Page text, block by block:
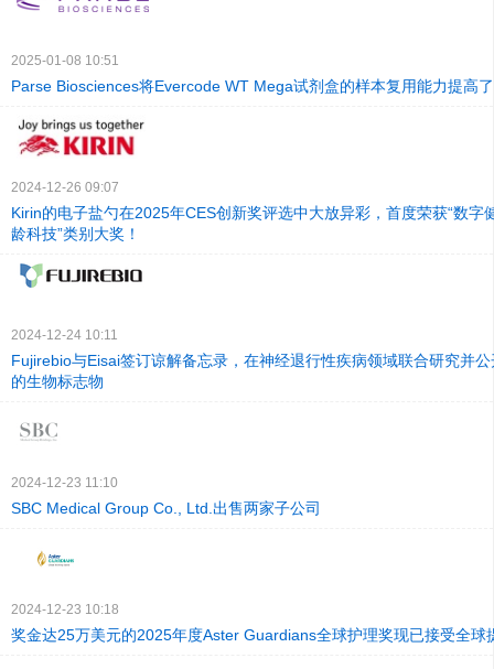
2025-01-08 10:51
Parse Biosciences将Evercode WT Mega试剂盒的样本复用能力提高
2024-12-26 09:07
Kirin的电子盐勺在2025年CES创新奖评选中大放异彩，首度荣获“数字
龄科技”类别大奖！
2024-12-24 10:11
Fujirebio与Eisai签订谅解备忘录，在神经退行性疾病领域联合研究并
的生物标志物
2024-12-23 11:10
SBC Medical Group Co., Ltd.出售两家子公司
2024-12-23 10:18
奖金达25万美元的2025年度Aster Guardians全球护理奖现已接受全球